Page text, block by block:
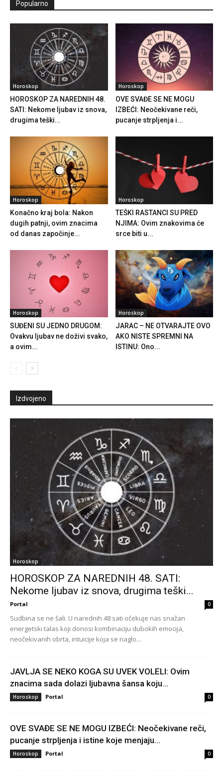
Popularno
Horoskop
HOROSKOP ZA NAREDNIH 48.
SATI: Nekome ljubav iz snova,
drugima teški...
Horoskop
OVE SVAĐE SE NE MOGU
IZBEĆI: Neočekivane reči,
pucanje strpljenja i...
Horoskop
Konačno kraj bola: Nakon
dugih patnji, ovim znacima
od danas započinje...
Horoskop
TEŠKI RASTANCI SU PRED
NJIMA: Ovim znakovima će
srce biti u...
Horoskop
SUĐENI SU JEDNO DRUGOM:
Ovakvu ljubav ne doživi svako,
a ovim...
Horoskop
JARAC – NE OTVARAJTE OVO
AKO NISTE SPREMNI NA
ISTINU: Ono...
Izdvojeno
Horoskop
HOROSKOP ZA NAREDNIH 48. SATI:
Nekome ljubav iz snova, drugima teški...
Portal 0
Sudbina se ne šali. U narednih 48 sati očekuje nas snažan
energetski talas koji donosi kombinaciju dubokih emocija,
neočekivanih obrta, intuicije koja se naglo...
JAVLJA SE NEKO KOGA SU UVEK VOLELI: Ovim
znacima sada dolazi ljubavna šansa koju...
Horoskop Portal 0
OVE SVAĐE SE NE MOGU IZBEĆI: Neočekivane reči,
pucanje strpljenja i istine koje menjaju...
Horoskop Portal 0